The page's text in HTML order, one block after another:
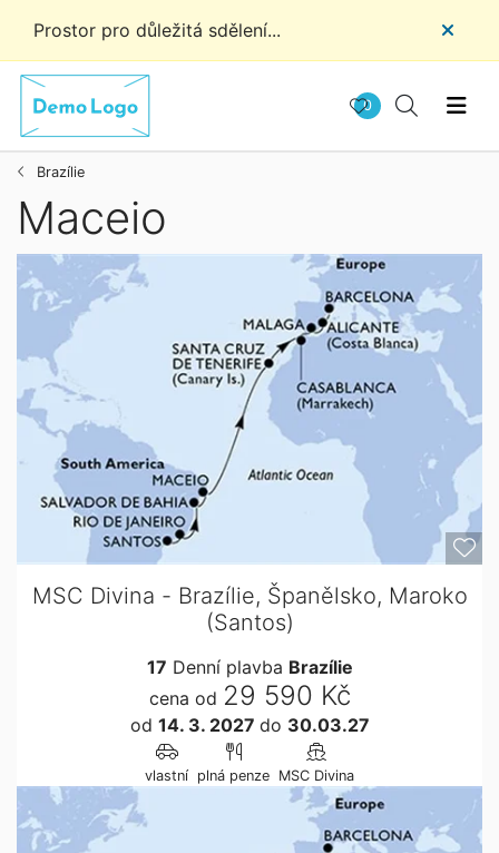
Prostor pro důležitá sdělení...
0
Brazílie
Maceio
MSC Divina - Brazílie, Španělsko, Maroko
(Santos)
17 Denní plavba Brazílie
cena od 29 590 Kč
od 14. 3. 2027 do 30.03.27
vlastní plná penze MSC Divina